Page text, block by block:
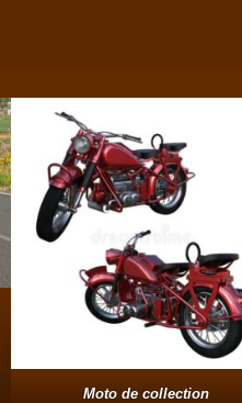
Moto de collection